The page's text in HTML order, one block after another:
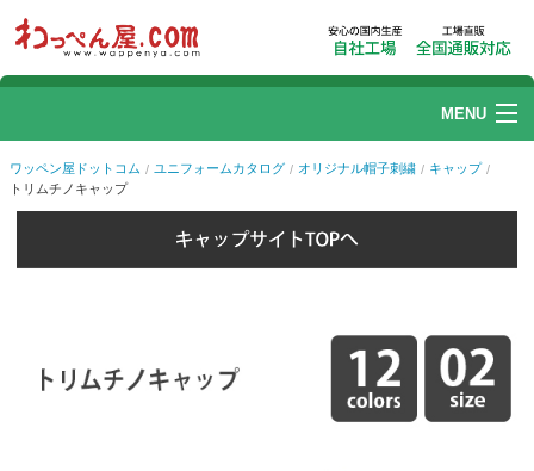
MENU
ワッペン
プリント加工
ワッペン屋ドットコム ユニフォームカタログ オリジナル帽子刺繍
キャップ
トリムチノキャップ